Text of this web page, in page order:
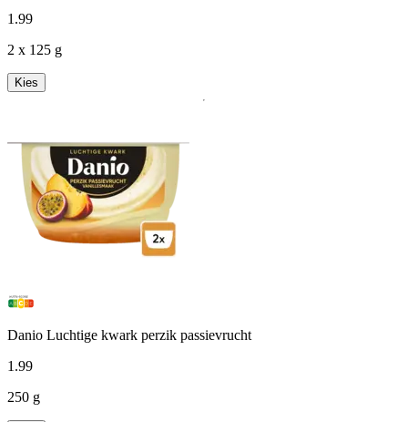
1 .99
2 x 125 g
Kies
Danio Luchtige kwark perzik passievrucht
1 .99
250 g